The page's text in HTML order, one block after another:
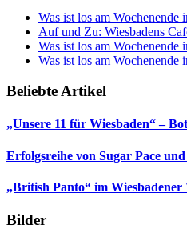
Was ist los am Wochenende
Auf und Zu: Wiesbadens
Was ist los am Wochenende
Was ist los am Wochenende
Beliebte Artikel
„Unsere 11 für Wiesbaden“ –
Erfolgsreihe von Sugar Pace
„British Panto“ im Wiesbadener
Bilder